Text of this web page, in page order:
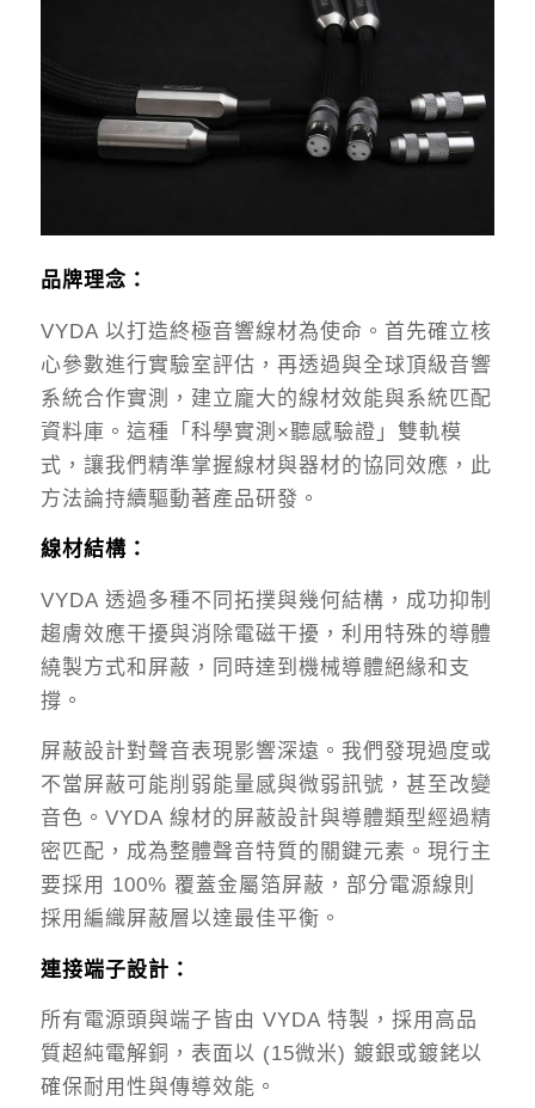
品牌理念：
VYDA 以打造終極音響線材為使命。首先確立核
心參數進行實驗室評估，再透過與全球頂級音響
系統合作實測，建立龐大的線材效能與系統匹配
資料庫。這種「科學實測×聽感驗證」雙軌模
式，讓我們精準掌握線材與器材的協同效應，此
方法論持續驅動著產品研發。
線材結構：
VYDA 透過多種不同拓撲與幾何結構，成功抑制
趨膚效應干擾與消除電磁干擾，利用特殊的導體
繞製方式和屏蔽，同時達到機械導體絕緣和支
撐。
屏蔽設計對聲音表現影響深遠。我們發現過度或
不當屏蔽可能削弱能量感與微弱訊號，甚至改變
音色。VYDA 線材的屏蔽設計與導體類型經過精
密匹配，成為整體聲音特質的關鍵元素。現行主
要採用 100% 覆蓋金屬箔屏蔽，部分電源線則
採用編織屏蔽層以達最佳平衡。
連接端子設計：
所有電源頭與端子皆由 VYDA 特製，採用高品
質超純電解銅，表面以 (15微米) 鍍銀或鍍銠以
確保耐用性與傳導效能。